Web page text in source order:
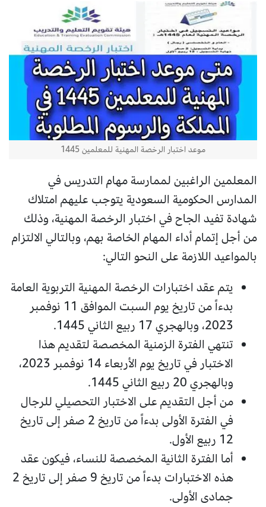
موعد اختبار الرخصة المهنية للمعلمين 1445
المعلمين الراغبين لممارسة مهام التدريس في
المدارس الحكومية السعودية يتوجب عليهم امتلاك
شهادة تفيد الجاح في اختبار الرخصة المهنية، وذلك
من أجل إتمام أداء المهام الخاصة بهم، وبالتالي الالتزام
بالمواعيد اللازمة على النحو التالي:
يتم عقد اختبارات الرخصة المهنية التربوية العامة
بدءاً من تاريخ يوم السبت الموافق 11 نوفمبر
2023، وبالهجري 17 ربيع الثاني 1445.
تنتهي الفترة الزمنية المخصصة لتقديم هذا
الاختبار في تاريخ يوم الأربعاء 14 نوفمبر 2023،
وبالهجري 20 ربيع الثاني 1445.
من أجل التقديم على الاختبار التحصيلي للرجال
في الفترة الأولى بدءاً من تاريخ 2 صفر إلى تاريخ
12 ربيع الأول.
أما الفترة الثانية المخصصة للنساء، فيكون عقد
هذه الاختبارات بدءاً من تاريخ 9 صفر إلى تاريخ 2
جمادى الأولى.